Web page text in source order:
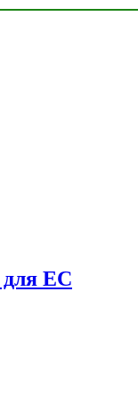
для ЕС